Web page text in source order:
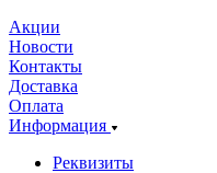
Акции
Новости
Контакты
Доставка
Оплата
Информация
Реквизиты